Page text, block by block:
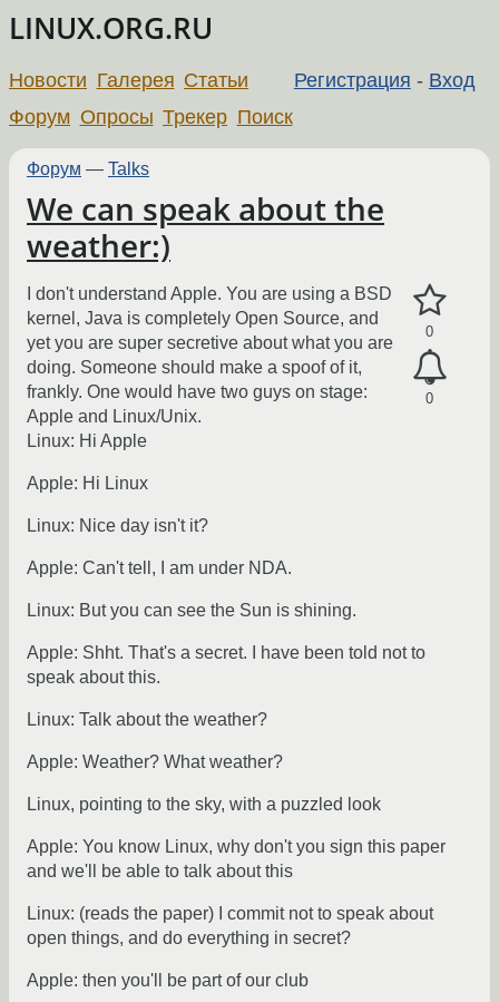
LINUX.ORG.RU
Регистрация - Вход
Новости Галерея Статьи
Форум Опросы Трекер Поиск
Форум — Talks
We can speak about the
weather:)
0
0
I don't understand Apple. You are using a BSD
kernel, Java is completely Open Source, and
yet you are super secretive about what you are
doing. Someone should make a spoof of it,
frankly. One would have two guys on stage:
Apple and Linux/Unix.
Linux: Hi Apple
Apple: Hi Linux
Linux: Nice day isn't it?
Apple: Can't tell, I am under NDA.
Linux: But you can see the Sun is shining.
Apple: Shht. That's a secret. I have been told not to
speak about this.
Linux: Talk about the weather?
Apple: Weather? What weather?
Linux, pointing to the sky, with a puzzled look
Apple: You know Linux, why don't you sign this paper
and we'll be able to talk about this
Linux: (reads the paper) I commit not to speak about
open things, and do everything in secret?
Apple: then you'll be part of our club